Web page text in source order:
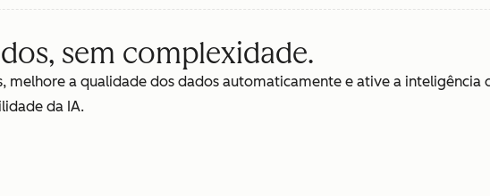
sem complexidade.
melhore a qualidade dos dados automaticamente e ative a
da IA.